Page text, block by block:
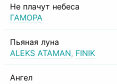
Не плачут небеса
ГАМОРА
Пьяная луна
ALEKS ATAMAN, FINIK
Ангел